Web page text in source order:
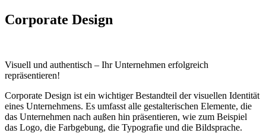
Corporate Design
Visuell und authentisch – Ihr Unternehmen erfolgreich
repräsentieren!
Corporate Design ist ein wichtiger Bestandteil der visuellen Identität
eines Unternehmens. Es umfasst alle gestalterischen Elemente, die
das Unternehmen nach außen hin präsentieren, wie zum Beispiel
das Logo, die Farbgebung, die Typografie und die Bildsprache.